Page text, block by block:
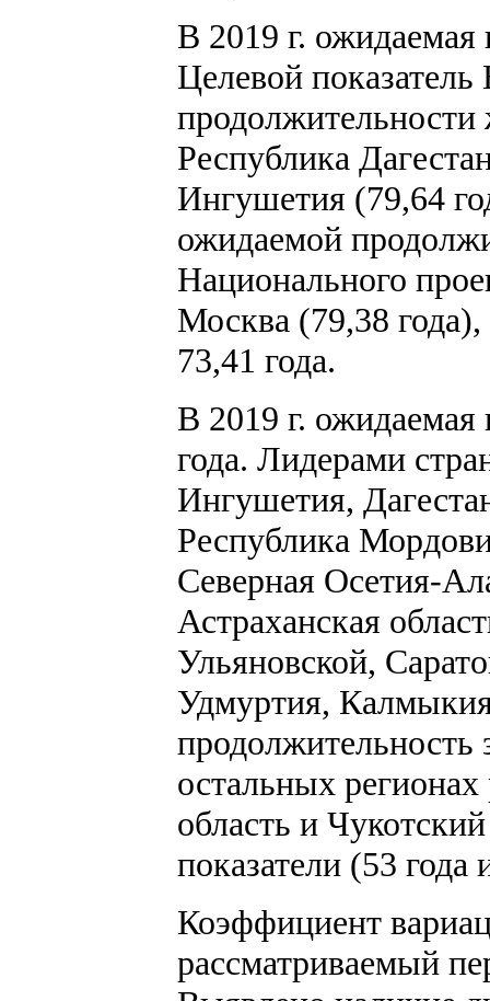
В 2019 г. ожидаемая
Целевой
продолжительности
Республика
Ингушетия (79,64
ожидаемой
Национального
Москва (79,38
73,41 года.
В 2019 г. ожидаемая
года. Лидерами
Ингушетия,
Республика
Северная Осетия-
Астраханская
Ульяновской,
Удмуртия,
остальных
область и
показатели (53 года
Коэффициент
рассматриваемый